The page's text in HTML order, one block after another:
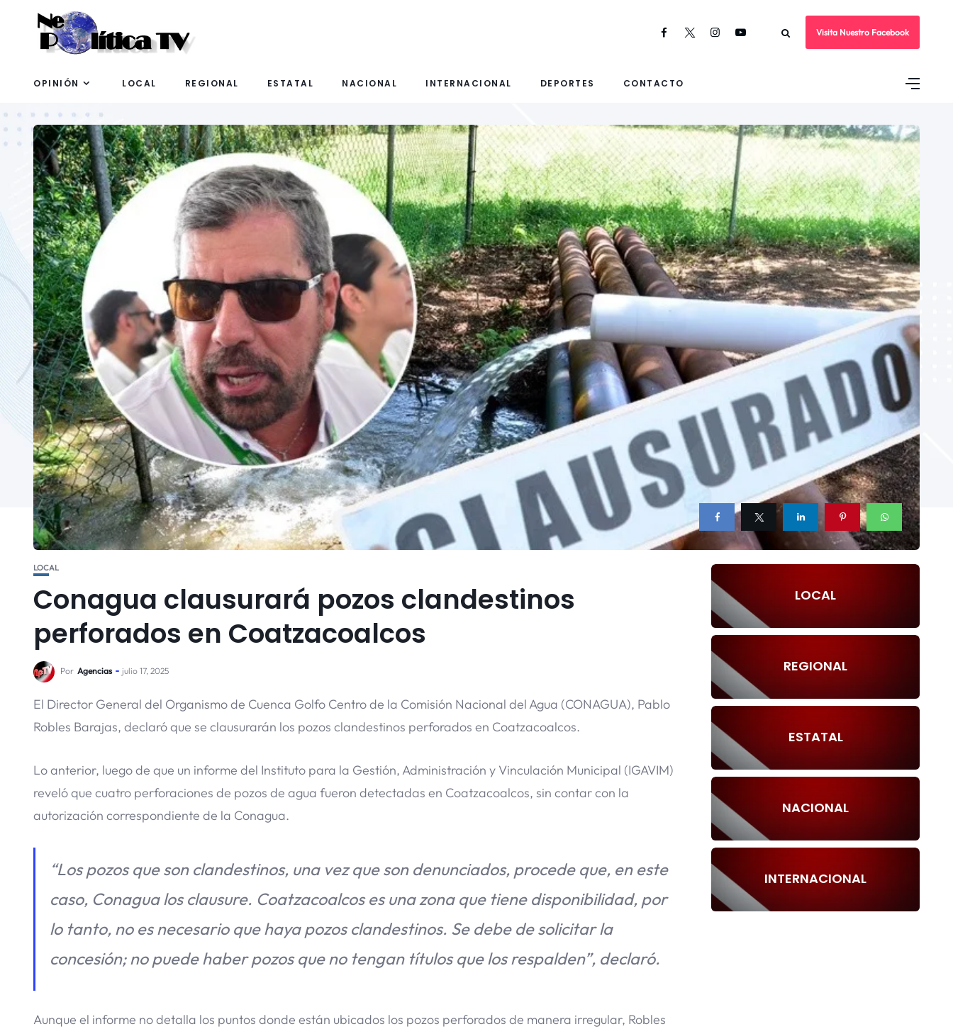
Visita Nuestro Facebook
OPINIÓN LOCAL REGIONAL ESTATAL NACIONAL INTERNACIONAL DEPORTES CONTACTO
LOCAL
Conagua clausurará pozos clandestinos
perforados en Coatzacoalcos
Por Agencias julio 17, 2025
El Director General del Organismo de Cuenca Golfo Centro de la Comisión Nacional del Agua (CONAGUA), Pablo
Robles Barajas, declaró que se clausurarán los pozos clandestinos perforados en Coatzacoalcos.
Lo anterior, luego de que un informe del Instituto para la Gestión, Administración y Vinculación Municipal (IGAVIM)
reveló que cuatro perforaciones de pozos de agua fueron detectadas en Coatzacoalcos, sin contar con la
autorización correspondiente de la Conagua.
“Los pozos que son clandestinos, una vez que son denunciados, procede que, en este
caso, Conagua los clausure. Coatzacoalcos es una zona que tiene disponibilidad, por
lo tanto, no es necesario que haya pozos clandestinos. Se debe de solicitar la
concesión; no puede haber pozos que no tengan títulos que los respalden”, declaró.
Aunque el informe no detalla los puntos donde están ubicados los pozos perforados de manera irregular, Robles
LOCAL
REGIONAL
ESTATAL
NACIONAL
INTERNACIONAL